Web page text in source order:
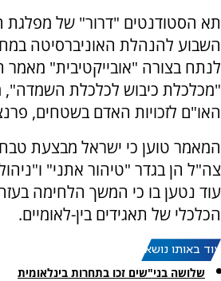
תא הסטודנטים "דרור" של מפלגת
השבוע להנהלת האוניברסיטה
לנתח בצורה "אובייקטיבית"
"מכלכלת כיבוש לכלכלת
האו"ם לזכויות האדם בשטחים,
המאמר טוען כי ישראל מבצעת טבח
צה"ל הן בגדר "טיהור אתני"
עוד נטען בו כי המשך הלחימה
הכלכלי של תאגידים בין-לאומיים.
עוד באותו נושא:
שלושה בני"שים זכו בתחרות בינלאומית